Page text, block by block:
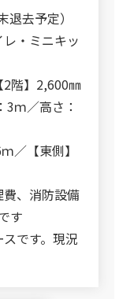
去予定）
・ミニキッ
階】2,600㎜
ｍ／高さ：
／【東側】
、消防設備
す
です。現況